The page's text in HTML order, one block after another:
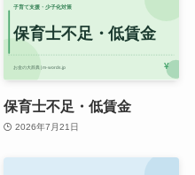
保育士不足・低賃金
2026年7月21日